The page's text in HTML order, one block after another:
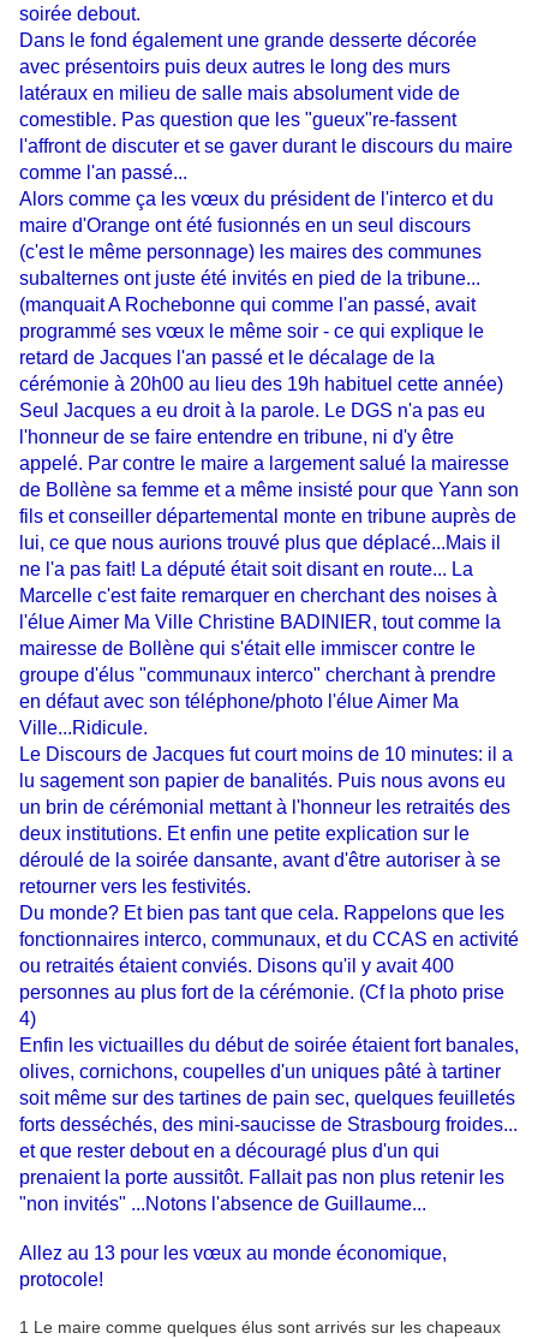
soirée debout.
Dans le fond également une grande desserte décorée
avec présentoirs puis deux autres le long des murs
latéraux en milieu de salle mais absolument vide de
comestible. Pas question que les "gueux"re-fassent
l'affront de discuter et se gaver durant le discours du maire
comme l'an passé...
Alors comme ça les vœux du président de l'interco et du
maire d'Orange ont été fusionnés en un seul discours
(c'est le même personnage) les maires des communes
subalternes ont juste été invités en pied de la tribune...
(manquait A Rochebonne qui comme l'an passé, avait
programmé ses vœux le même soir - ce qui explique le
retard de Jacques l'an passé et le décalage de la
cérémonie à 20h00 au lieu des 19h habituel cette année)
Seul Jacques a eu droit à la parole. Le DGS n'a pas eu
l'honneur de se faire entendre en tribune, ni d'y être
appelé. Par contre le maire a largement salué la mairesse
de Bollène sa femme et a même insisté pour que Yann son
fils et conseiller départemental monte en tribune auprès de
lui, ce que nous aurions trouvé plus que déplacé...Mais il
ne l'a pas fait! La député était soit disant en route... La
Marcelle c'est faite remarquer en cherchant des noises à
l'élue Aimer Ma Ville Christine BADINIER, tout comme la
mairesse de Bollène qui s'était elle immiscer contre le
groupe d'élus "communaux interco" cherchant à prendre
en défaut avec son téléphone/photo l'élue Aimer Ma
Ville...Ridicule.
Le Discours de Jacques fut court moins de 10 minutes: il a
lu sagement son papier de banalités. Puis nous avons eu
un brin de cérémonial mettant à l'honneur les retraités des
deux institutions. Et enfin une petite explication sur le
déroulé de la soirée dansante, avant d'être autoriser à se
retourner vers les festivités.
Du monde? Et bien pas tant que cela. Rappelons que les
fonctionnaires interco, communaux, et du CCAS en activité
ou retraités étaient conviés. Disons qu'il y avait 400
personnes au plus fort de la cérémonie. (Cf la photo prise
4)
Enfin les victuailles du début de soirée étaient fort banales,
olives, cornichons, coupelles d'un uniques pâté à tartiner
soit même sur des tartines de pain sec, quelques feuilletés
forts desséchés, des mini-saucisse de Strasbourg froides...
et que rester debout en a découragé plus d'un qui
prenaient la porte aussitôt. Fallait pas non plus retenir les
"non invités" ...Notons l'absence de Guillaume...
Allez au 13 pour les vœux au monde économique,
protocole!
1 Le maire comme quelques élus sont arrivés sur les chapeaux